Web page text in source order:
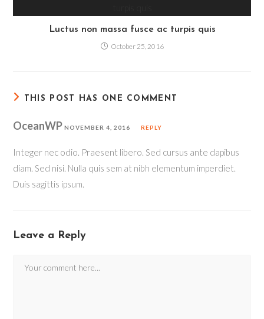
Luctus non massa fusce ac turpis quis
October 25, 2016
THIS POST HAS ONE COMMENT
OceanWPNOVEMBER 4, 2016 REPLY
Integer nec odio. Praesent libero. Sed cursus ante dapibus
diam. Sed nisi. Nulla quis sem at nibh elementum imperdiet.
Duis sagittis ipsum.
Leave a Reply